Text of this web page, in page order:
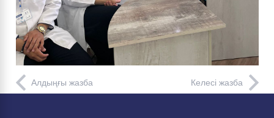
Алдыңғы жазба Келесі жазба